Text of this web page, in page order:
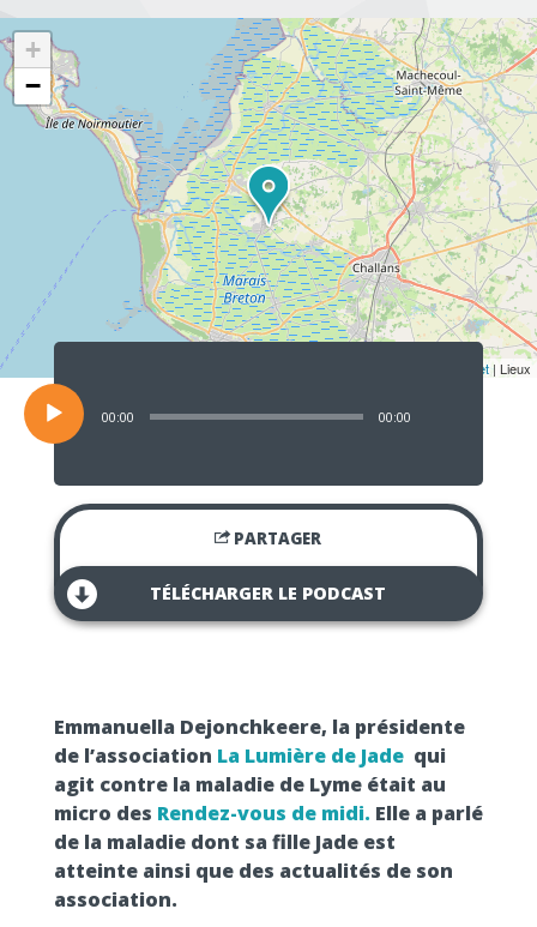
+
−
Leaflet| Lieux
Lecteur
00:00 00:00
PARTAGER
TÉLÉCHARGER LE PODCAST
Emmanuella Dejonchkeere, la présidente
de l’association La Lumière de Jadequi
agit contre la maladie de Lyme était au
micro des Rendez-vous de midi. Elle a parlé
de la maladie dont sa fille Jade est
atteinte ainsi que des actualités de son
association.